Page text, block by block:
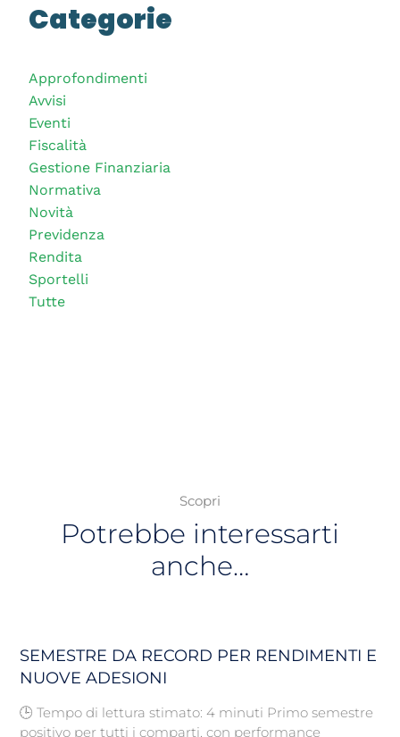
Categorie
Approfondimenti
Avvisi
Eventi
Fiscalità
Gestione Finanziaria
Normativa
Novità
Previdenza
Rendita
Sportelli
Tutte
Scopri
Potrebbe interessarti
anche…
SEMESTRE DA RECORD PER RENDIMENTI E
NUOVE ADESIONI
🕒 Tempo di lettura stimato: 4 minuti Primo semestre
positivo per tutti i comparti, con performance